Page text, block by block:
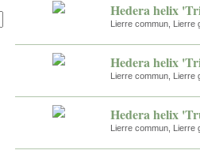
Hedera helix
Lierre commun, Lierre
Hedera helix
Lierre commun, Lierre
Hedera helix
Lierre commun, Lierre